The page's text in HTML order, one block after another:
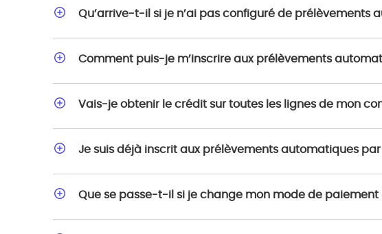
Qu’arrive-t-il si je n’ai pas configuré de
Comment puis-je m’inscrire aux prélèvements
Vais-je obtenir le crédit sur toutes les lignes de mon
Je suis déjà inscrit aux prélèvements automatiques
Que se passe-t-il si je change mon mode de